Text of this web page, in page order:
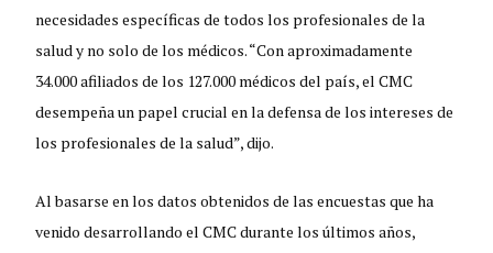
necesidades específicas de todos los profesionales de la
salud y no solo de los médicos. “Con aproximadamente
34.000 afiliados de los 127.000 médicos del país, el CMC
desempeña un papel crucial en la defensa de los intereses de
los profesionales de la salud”, dijo.
Al basarse en los datos obtenidos de las encuestas que ha
venido desarrollando el CMC durante los últimos años,